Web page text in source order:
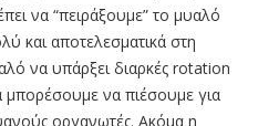
να “πειράξουμε” το μυαλό
και αποτελεσματικά στη
να υπάρξει διαρκές rotation
να πιέσουμε για
οργανωτές. Ακόμα η